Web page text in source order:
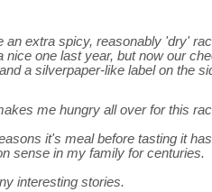
an extra spicy, reasonably 'dry'
nice one last year, but now our
a silverpaper-like label on the
me hungry all over for this
it's meal before tasting it
sense in my family for centuries.
interesting stories.